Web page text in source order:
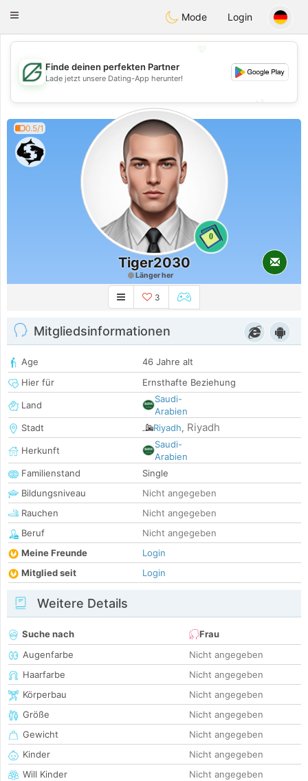
Dating
Toggle
Mode Login
💖
💕
💕
Finde deinen perfekten Partner
Lade jetzt unsere Dating-App herunter!
0.5/1
0
Tiger2030
Länger her
3
Mitgliedsinformationen
Age
46 Jahre alt
Hier für
Ernsthafte Beziehung
Land
Saudi-
Arabien
Stadt
Riyadh, Riyadh
Herkunft
Saudi-
Arabien
Familienstand
Single
Bildungsniveau
Nicht angegeben
Rauchen
Nicht angegeben
Beruf
Nicht angegeben
Meine Freunde
Login
Mitglied seit
Login
Weitere Details
Suche nach
Frau
Augenfarbe
Nicht angegeben
Haarfarbe
Nicht angegeben
Körperbau
Nicht angegeben
Größe
Nicht angegeben
Gewicht
Nicht angegeben
Kinder
Nicht angegeben
Will Kinder
Nicht angegeben